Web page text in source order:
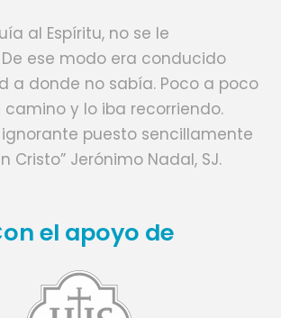
al Espíritu, no se le
ese modo era conducido
a donde no sabía. Poco a poco
camino y lo iba recorriendo.
puesto sencillamente
Cristo” Jerónimo Nadal, SJ.
el apoyo de